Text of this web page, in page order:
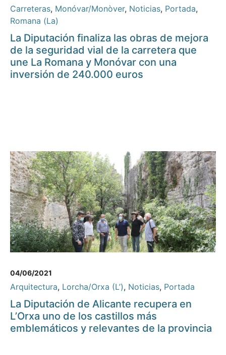
Carreteras, Monóvar/Monòver, Noticias, Portada,
Romana (La)
La Diputación finaliza las obras de mejora
de la seguridad vial de la carretera que
une La Romana y Monóvar con una
inversión de 240.000 euros
04/06/2021
Arquitectura, Lorcha/Orxa (L’), Noticias, Portada
La Diputación de Alicante recupera en
L’Orxa uno de los castillos más
emblemáticos y relevantes de la provincia